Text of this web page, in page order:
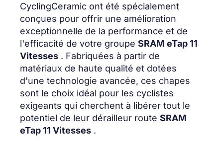
CyclingCeramic ont été spécialement
conçues pour offrir une amélioration
exceptionnelle de la performance et de
l'efficacité de votre groupe SRAM eTap 11
Vitesses . Fabriquées à partir de
matériaux de haute qualité et dotées
d'une technologie avancée, ces chapes
sont le choix idéal pour les cyclistes
exigeants qui cherchent à libérer tout le
potentiel de leur dérailleur route SRAM
eTap 11 Vitesses .